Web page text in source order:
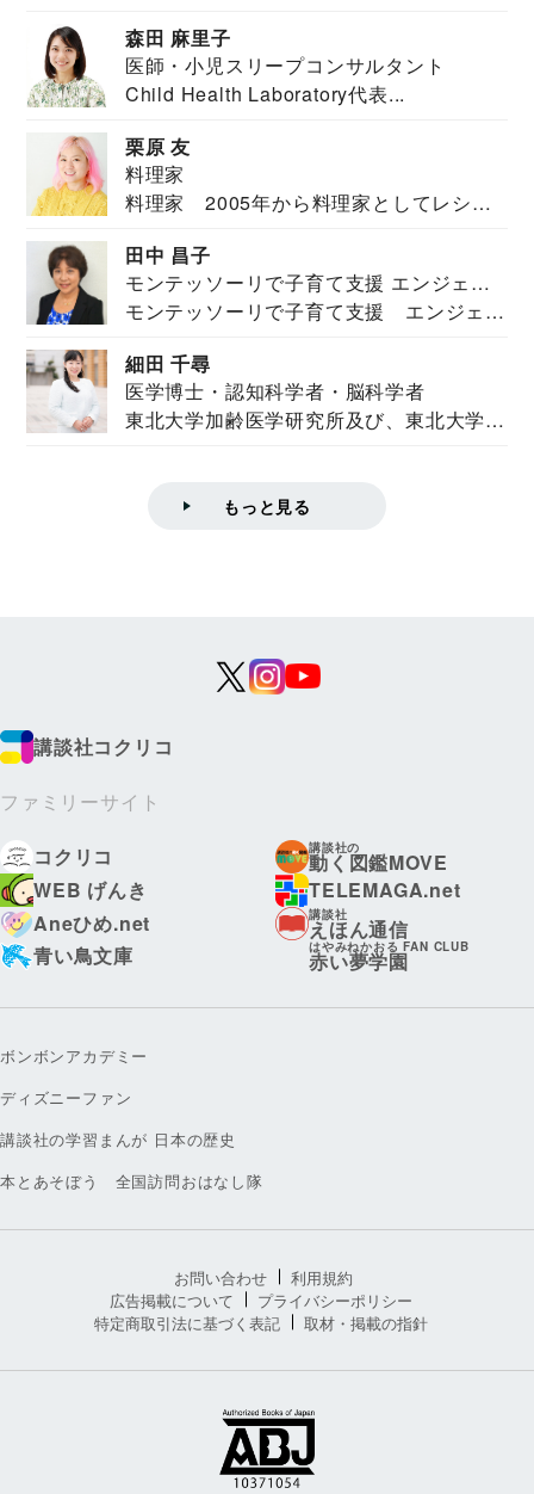
森田 麻里子
医師・小児スリープコンサルタント
Child Health Laboratory代表...
栗原 友
料理家
料理家 2005年から料理家としてレシピ
田中 昌子
モンテッソーリで子育て支援 エンジェル
ズハウス研究所所長
モンテッソーリで子育て支援 エンジェル
細田 千尋
医学博士・認知科学者・脳科学者
東北大学加齢医学研究所及び、東北大学大
もっと見る
講談社コクリコ
ファミリーサイト
コクリコ
講談社の
動く図鑑MOVE
WEB げんき
TELEMAGA.net
Aneひめ.net
講談社
えほん通信
青い鳥文庫
はやみねかおる FAN CLUB
赤い夢学園
ボンボンアカデミー
ディズニーファン
講談社の学習まんが 日本の歴史
本とあそぼう 全国訪問おはなし隊
お問い合わせ
利用規約
広告掲載について
プライバシーポリシー
特定商取引法に基づく表記
取材・掲載の指針